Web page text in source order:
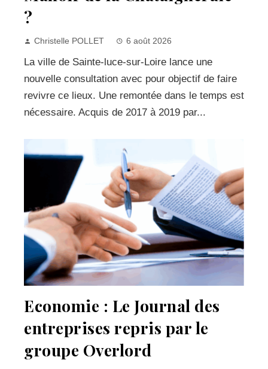
?
Christelle POLLET 6 août 2026
La ville de Sainte-luce-sur-Loire lance une
nouvelle consultation avec pour objectif de faire
revivre ce lieux. Une remontée dans le temps est
nécessaire. Acquis de 2017 à 2019 par...
Economie : Le Journal des
entreprises repris par le
groupe Overlord